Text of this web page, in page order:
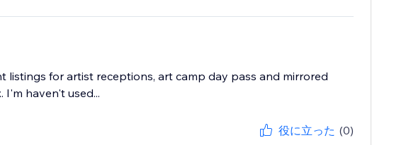
for artist receptions, art camp day pass and mirrored
haven't used...
役に立った (0)